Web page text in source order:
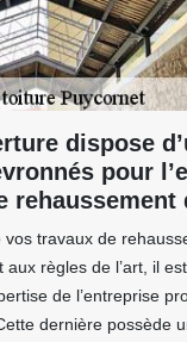
dispose
pour
rehaussement
vos travaux de
règles de l’art, il
de l’entreprise
dernière possède